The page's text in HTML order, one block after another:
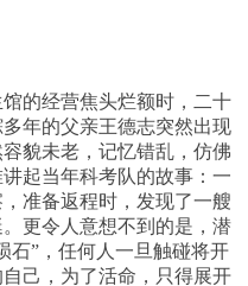
的经营焦头烂额时，二十
年的父亲王德志突然出现
貌未老，记忆错乱，仿佛
起当年科考队的故事：一
准备返程时，发现了一艘
更令人意想不到的是，潜
石”，任何人一旦触碰将开
己，为了活命，只得展开